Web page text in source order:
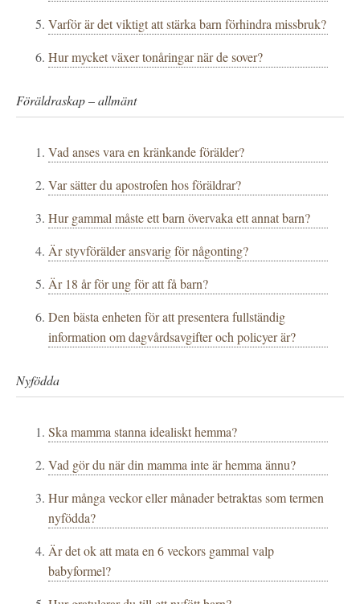
Varför är det viktigt att stärka barn förhindra missbruk?
Hur mycket växer tonåringar när de sover?
Föräldraskap – allmänt
Vad anses vara en kränkande förälder?
Var sätter du apostrofen hos föräldrar?
Hur gammal måste ett barn övervaka ett annat barn?
Är styvförälder ansvarig för någonting?
Är 18 år för ung för att få barn?
Den bästa enheten för att presentera fullständig
information om dagvårdsavgifter och policyer är?
Nyfödda
Ska mamma stanna idealiskt hemma?
Vad gör du när din mamma inte är hemma ännu?
Hur många veckor eller månader betraktas som termen
nyfödda?
Är det ok att mata en 6 veckors gammal valp
babyformel?